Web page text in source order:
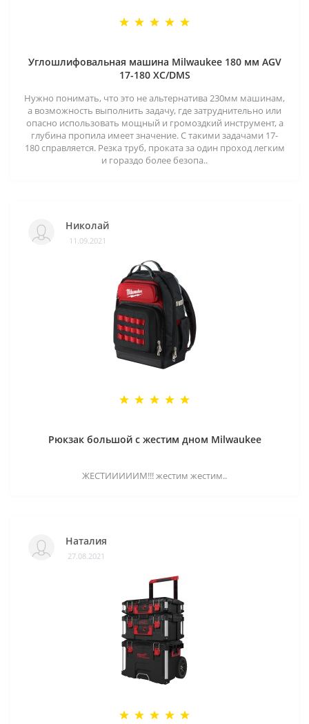
Углошлифовальная машина Milwaukee 180 мм AGV
17-180 XC/DMS
Нужно понимать, что это не альтернатива 230мм машинам,
а возможность выполнить задачу, где затруднительно или
опасно использовать мощный и громоздкий инструмент, а
глубина пропила имеет значение. С такими задачами 17-
180 справляется. Резка труб, проката за один проход легким
и гораздо более безопа..
Николай
11.09.2021
Рюкзак большой с жестим дном Milwaukee
ЖЕСТИИИИИМ!!! жестим жестим..
Наталия
27.08.2021